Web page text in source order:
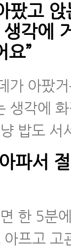
팠고
각에
요”
가 아팠
생각에
밥도 서
파서
한 5분
프고 고